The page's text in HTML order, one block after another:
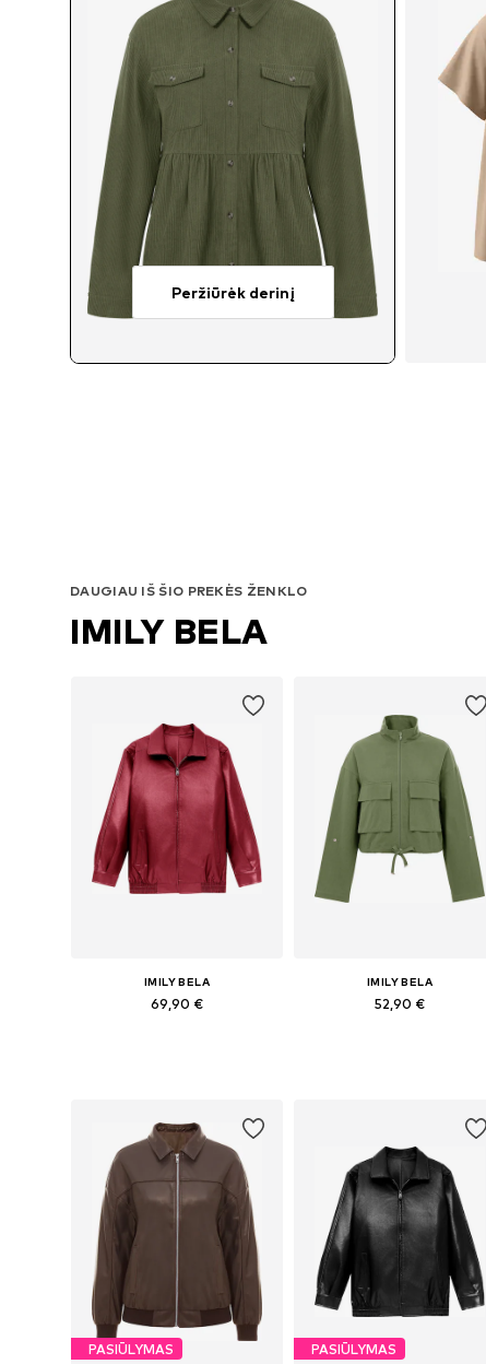
Peržiūrėk derinį
DAUGIAU IŠ ŠIO PREKĖS ŽENKLO
IMILY BELA
IMILY BELA
69,90 €
IMILY BELA
52,90 €
PASIŪLYMAS PASIŪLYMAS